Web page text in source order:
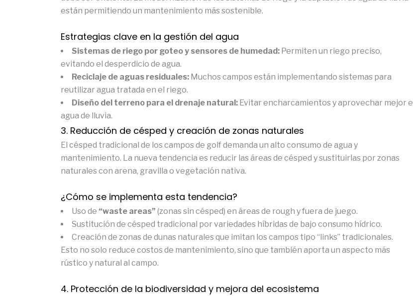
están permitiendo un mantenimiento más sostenible.
Estrategias clave en la gestión del agua
Sistemas de riego por goteo y sensores de humedad: Permiten un riego preciso,
evitando el desperdicio de agua.
Reciclaje de aguas residuales: Muchos campos están implementando sistemas para
reutilizar agua tratada en el riego.
Diseño del terreno para el drenaje natural: Evitar encharcamientos y aprovechar mejor el
agua de lluvia.
3. Reducción de césped y creación de zonas naturales
El césped tradicional de los campos de golf demanda un alto consumo de agua y
mantenimiento. La nueva tendencia es reducir las áreas de césped y sustituirlas por zonas
naturales con arena, gravilla o vegetación nativa.
¿Cómo se implementa esta tendencia?
Uso de “waste areas” (zonas sin césped) en áreas de rough y fuera de juego.
Sustitución de césped tradicional por variedades híbridas de bajo consumo hídrico.
Creación de zonas de dunas naturales que imitan los campos tipo “links” tradicionales.
Esto no solo reduce costos de mantenimiento, sino que también aporta un aspecto más
rústico y natural al campo.
4. Protección de la biodiversidad y mejora del ecosistema